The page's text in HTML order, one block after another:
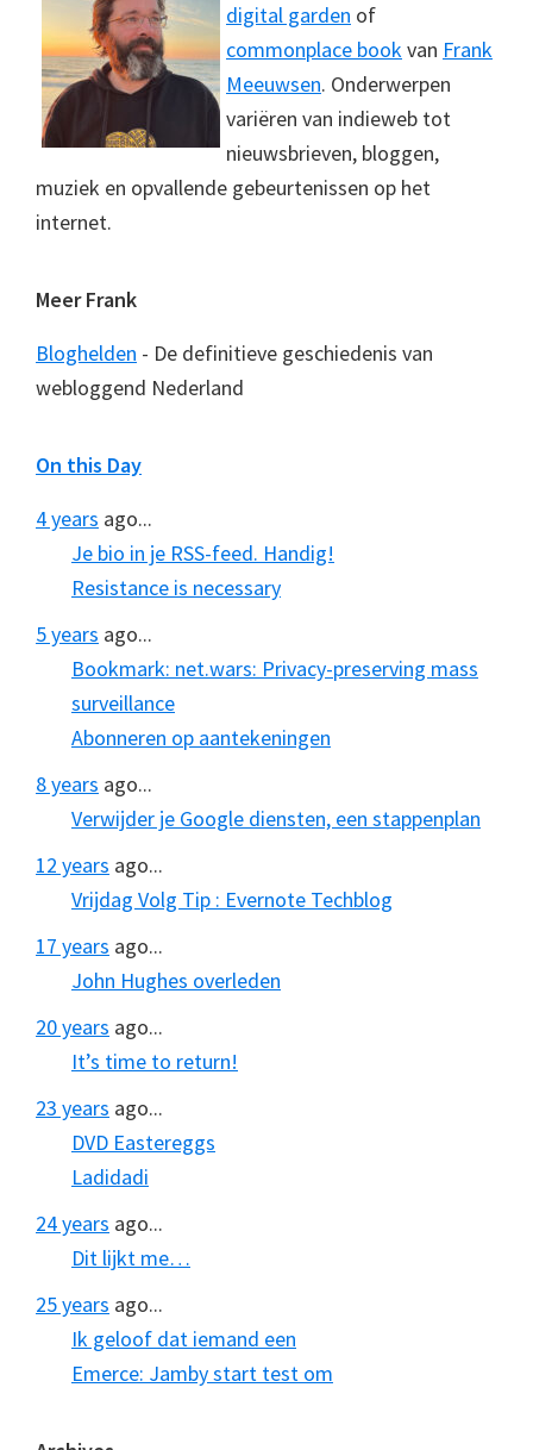
digital garden of
commonplace bookvan Frank
Meeuwsen. Onderwerpen
variëren van indieweb tot
nieuwsbrieven, bloggen,
muziek en opvallende gebeurtenissen op het
internet.
Meer Frank
Bloghelden - De definitieve geschiedenis van
webloggend Nederland
On this Day
4 years ago...
Je bio in je RSS-feed. Handig!
Resistance is necessary
5 years ago...
Bookmark: net.wars: Privacy-preserving mass
surveillance
Abonneren op aantekeningen
8 years ago...
Verwijder je Google diensten, een stappenplan
12 years ago...
Vrijdag Volg Tip : Evernote Techblog
17 years ago...
John Hughes overleden
20 years ago...
It’s time to return!
23 years ago...
DVD Eastereggs
Ladidadi
24 years ago...
Dit lijkt me…
25 years ago...
Ik geloof dat iemand een
Emerce: Jamby start test om